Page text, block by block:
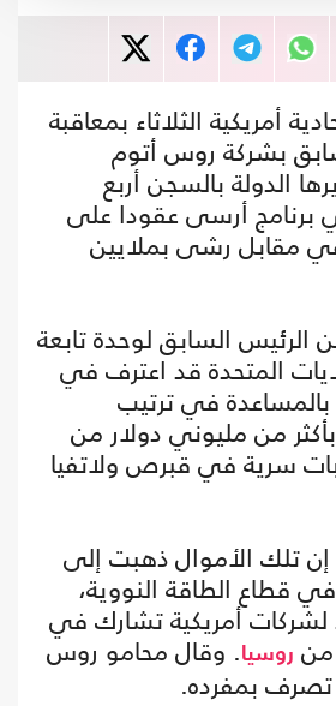
أمريكية الثلاثاء بمعاقبة
بشركة روس أتوم
الدولة بالسجن أربع
برنامج أرسى عقودا على
مقابل رشى بملايين
الرئيس السابق لوحدة تابعة
المتحدة قد اعترف في
في ترتيب
من مليوني دولار من
سرية في قبرص ولاتفيا
تلك الأموال ذهبت إلى
الطاقة النووية،
أمريكية تشارك في
من روسيا. وقال محامو روس
تصرف بمفرده.